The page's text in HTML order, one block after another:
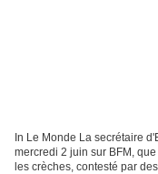
In Le Monde La secrétaire
mercredi 2 juin sur BFM,
les crèches, contesté par